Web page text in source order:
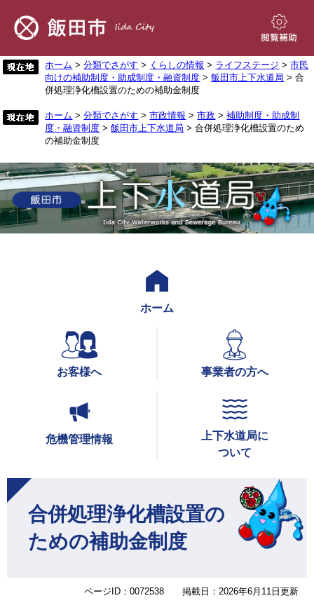
先
す。
を
し
て
へ
閲
補
助
ホーム >分類でさがす > くらしの情報 > ライフステージ >市民
向けの補助制度・助成制度・融資制度 >飯田市上下水道局 > 合
併処理浄化槽設置のための補助金制度
ホーム >分類でさがす >市政情報 >市政 >補助制度・助成制
度・融資制度 >飯田市上下水道局 > 合併処理浄化槽設置のため
の補助金制度
ホーム
お客様へ 事業者の方へ
危機管理情報
上下水道局に
ついて
文
合併処理浄化槽設置の
ための補助金制度
ページID：0072538 掲載日：2026年6月11日更新